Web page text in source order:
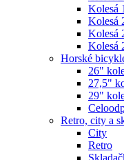
Kolesá
Kolesá
Kolesá
Kolesá
Horské
26"
27,5"
29"
Retro, city a
City
Retro